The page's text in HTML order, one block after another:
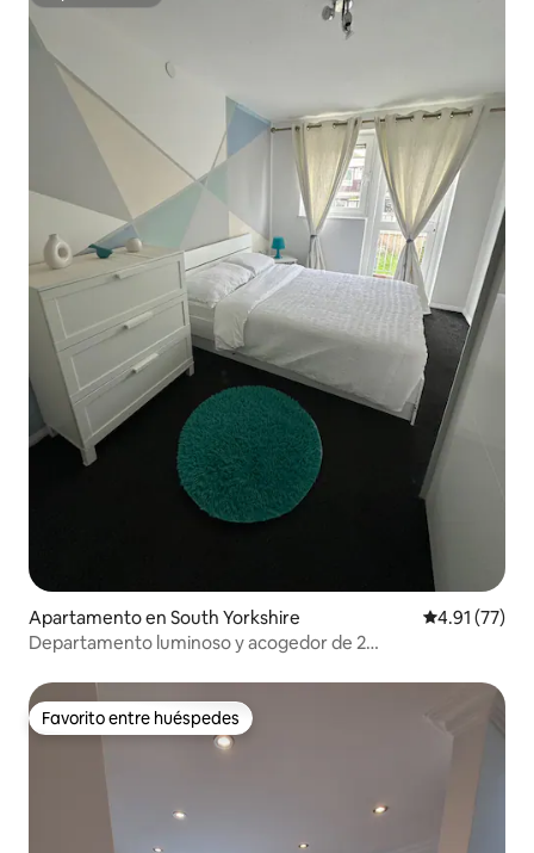
Apartamento en South Yorkshire Calificación
4.91 (77)
Departamento luminoso y acogedor de 2
acondicionado
Favorito entre huéspedes
Favorito entre huéspedes